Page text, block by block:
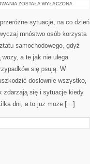
MIESZKAŃCY
NA
ROZLICZNE
DZIENNIE
DO
ZOSTAŁA WYŁĄCZONA
sytuacje, na co dzień
mnóstwo osób korzysta
samochodowego, gdyż
a te jak nie ulega
się psują. W
dosłownie wszystko,
zdarzają się i sytuacje kiedy
dni, a to już może […]